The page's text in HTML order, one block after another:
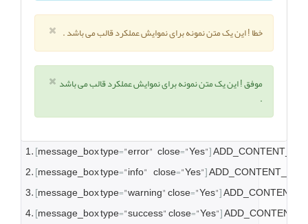
خطا !این یک متن نمونه برای نموایش عملکرد قالب می باشد .
موفق !این یک متن نمونه برای نموایش عملکرد قالب می باشد
.
[message_box type="error"
   close
="Yes"]
[message_box type="info"
    close
="Yes"]
[message_box type="warning" close="Yes"]
[message_box type="success" close="Yes"]